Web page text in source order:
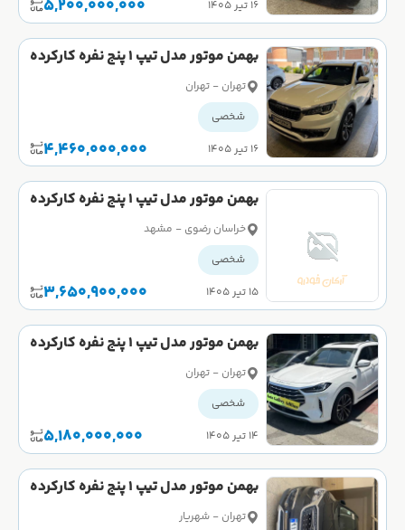
۱۶ تیر ۱۴۰۵
5,200,000,000
بهمن موتور مدل تیپ 1 پنج نفره کارکرده
تهران - تهران
شخصی
۱۶ تیر ۱۴۰۵
4,460,000,000
بهمن موتور مدل تیپ 1 پنج نفره کارکرده
خراسان رضوی - مشهد
شخصی
۱۵ تیر ۱۴۰۵
3,650,900,000
بهمن موتور مدل تیپ 1 پنج نفره کارکرده
تهران - تهران
شخصی
۱۴ تیر ۱۴۰۵
5,180,000,000
بهمن موتور مدل تیپ 1 پنج نفره کارکرده
تهران - شهریار